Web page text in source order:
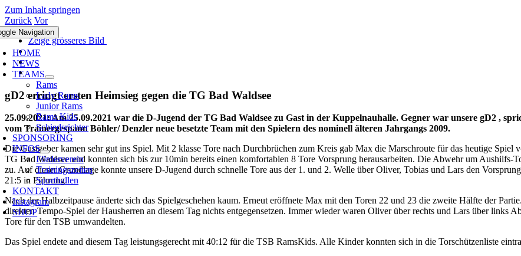
Zum Inhalt springen
Navigation
HOME
NEWS
TEAMS
Rams
Lady Rams
Junior Rams
Rams Kids
Schiedsrichter
SPONSORING
INFOS
Förderverein
Trainingszeiten
Sporthallen
KONTAKT
Instagram
SHOP
Zurück Vor
Zeige grösseres Bild
gD2 erringt ersten Heimsieg gegen die TG Bad Waldsee
25.09.2021: Am 25.09.2021 war die D-Jugend der TG Bad Waldsee zu Gast in der Kuppelnauhalle. Gegner war unsere gD2 ,
vom Trainergespann Böhler/ Denzler neue besetzte Team mit den Spielern des nominell älteren Jahrgangs 2009.
Die Gastgeber kamen sehr gut ins Spiel. Mit 2 klasse Tore nach Durchbrüchen zum Kreis gab Max die Marschroute für das heutige
TG Bad Waldsee und konnten sich bis zur 10min bereits einen komfortablen 8 Tore Vorsprung herausarbeiten. Die Abwehr um
zu. Auf dieser Grundlage konnte unsere D-Jugend durch schnelle Tore aus der 1. und 2. Welle über Oliver, Tobias und Lars den
21:5 in Führung.
Nach der Halbzeitpause änderte sich das Spielgeschehen kaum. Erneut eröffnete Max mit den Toren 22 und 23 die zweite Hälfte der
direkten Tempo-Spiel der Hausherren an diesem Tag nichts entgegensetzen. Immer wieder waren Oliver über rechts und Lars über links
Tore für den TSB umwandelten.
Das Spiel endete and diesem Tag leistungsgerecht mit 40:12 für die TSB RamsKids. Alle Kinder konnten sich in die Torschützenliste